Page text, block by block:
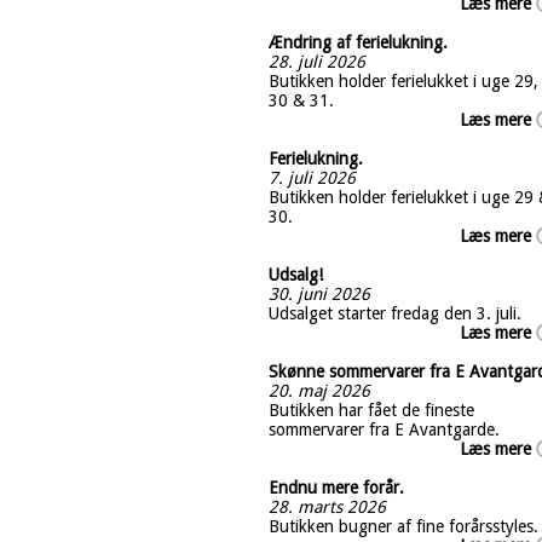
Ændring af ferielukning.
28. juli 2026
Butikken holder ferielukket i uge 29,
30 & 31.
Læs mere
Ferielukning.
7. juli 2026
Butikken holder ferielukket i uge 29
30.
Læs mere
Udsalg!
30. juni 2026
Udsalget starter fredag den 3. juli.
Læs mere
Skønne sommervarer fra E
20. maj 2026
Butikken har fået de fineste
sommervarer fra E Avantgarde.
Læs mere
Endnu mere forår.
28. marts 2026
Butikken bugner af fine forårsstyles.